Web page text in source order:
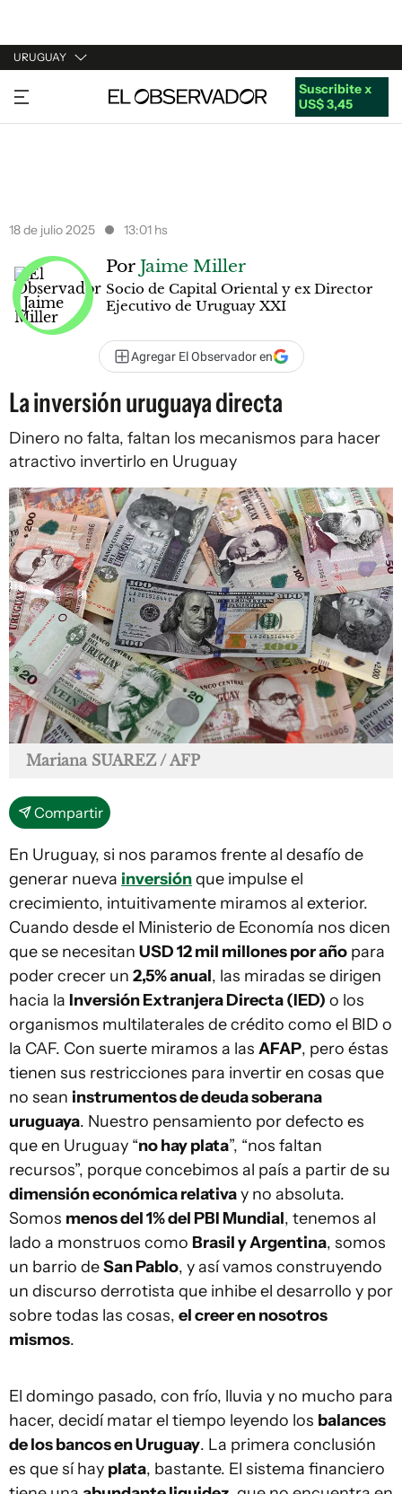
URUGUAY
URUGUAY
ARGENTINA
Suscribite x
US$ 3,45
18 de julio 2025 13:01 hs
Por Jaime Miller
Socio de Capital Oriental y ex Director
Ejecutivo de Uruguay XXI
Agregar El Observador en
La inversión uruguaya directa
Dinero no falta, faltan los mecanismos para hacer
atractivo invertirlo en Uruguay
Mariana SUAREZ / AFP
Compartir
En Uruguay, si nos paramos frente al desafío de
generar nueva inversiónque impulse el
crecimiento, intuitivamente miramos al exterior.
Cuando desde el Ministerio de Economía nos dicen
que se necesitan USD 12 mil millones por año para
poder crecer un 2,5% anual, las miradas se dirigen
hacia la Inversión Extranjera Directa (IED) o los
organismos multilaterales de crédito como el BID o
la CAF. Con suerte miramos a las AFAP, pero éstas
tienen sus restricciones para invertir en cosas que
no sean instrumentos de deuda soberana
uruguaya. Nuestro pensamiento por defecto es
que en Uruguay “no hay plata”, “nos faltan
recursos”, porque concebimos al país a partir de su
dimensión económica relativay no absoluta.
Somos menos del 1% del PBI Mundial, tenemos al
lado a monstruos como Brasil y Argentina, somos
un barrio deSan Pablo, y así vamos construyendo
un discurso derrotista que inhibe el desarrollo y por
sobre todas las cosas, el creer en nosotros
mismos.
El domingo pasado, con frío, lluvia y no mucho para
hacer, decidí matar el tiempo leyendo los balances
de los bancos en Uruguay. La primera conclusión
es que sí hay plata, bastante. El sistema financiero